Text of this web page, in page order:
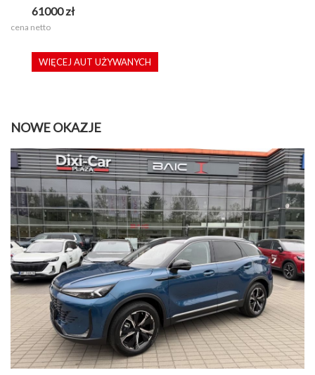
61000zł
cena netto
WIĘCEJ AUT UŻYWANYCH
NOWE OKAZJE